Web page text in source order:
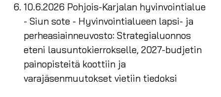
10.6.2026 Pohjois-Karjalan hyvinvointialue
- Siun sote - Hyvinvointialueen lapsi- ja
perheasiainneuvosto: Strategialuonnos
eteni lausuntokierrokselle, 2027-budjetin
painopisteitä koottiin ja
varajäsenmuutokset vietiin tiedoksi